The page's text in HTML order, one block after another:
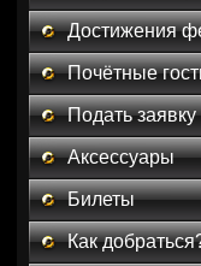
Достижения
Почётные
Подать заявку
Аксессуары
Билеты
Как